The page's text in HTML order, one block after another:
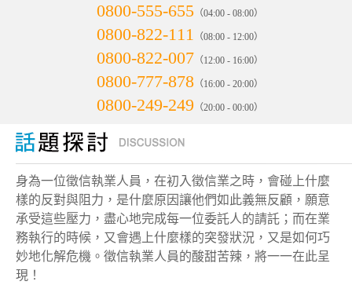
0800-555-655 （04:00 - 08:00）
0800-822-111 （08:00 - 12:00）
0800-822-007 （12:00 - 16:00）
0800-777-878 （16:00 - 20:00）
0800-249-249 （20:00 - 00:00）
身為一位徵信執業人員，在初入徵信業之時，會碰上什麼
樣的反對與阻力，是什麼原因讓他們如此義無反顧，願意
承受這些壓力，盡心地完成每一位委託人的請託；而在業
務執行的時候，又會遇上什麼樣的突發狀況，又是如何巧
妙地化解危機。徵信執業人員的酸甜苦辣，將一一在此呈
現！